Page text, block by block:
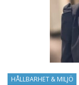
HÅLLBARHET & MILJÖ